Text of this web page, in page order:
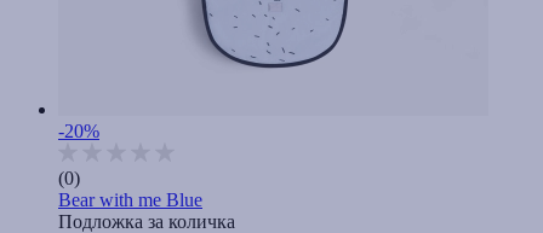
-20%
(0)
Bear with me Blue
Подложка за количка